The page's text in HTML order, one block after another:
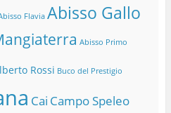
Flavia Abisso Gallo
Abisso Primo
Rossi Buco del Prestigio
Cai Campo Speleo